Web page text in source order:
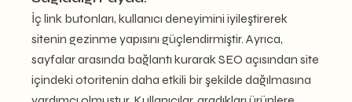
İç link butonları, kullanıcı deneyimini iyileştirerek
sitenin gezinme yapısını güçlendirmiştir. Ayrıca,
sayfalar arasında bağlantı kurarak SEO açısından site
içindeki otoritenin daha etkili bir şekilde dağılmasına